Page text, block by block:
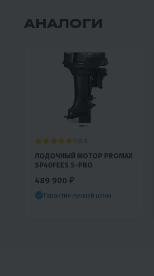
АНАЛОГИ
ЛОДОЧНЫЙ МОТОР PROMAX
SP40FEES S-PRO
489 900 ₽
Гарантия лучшей цены